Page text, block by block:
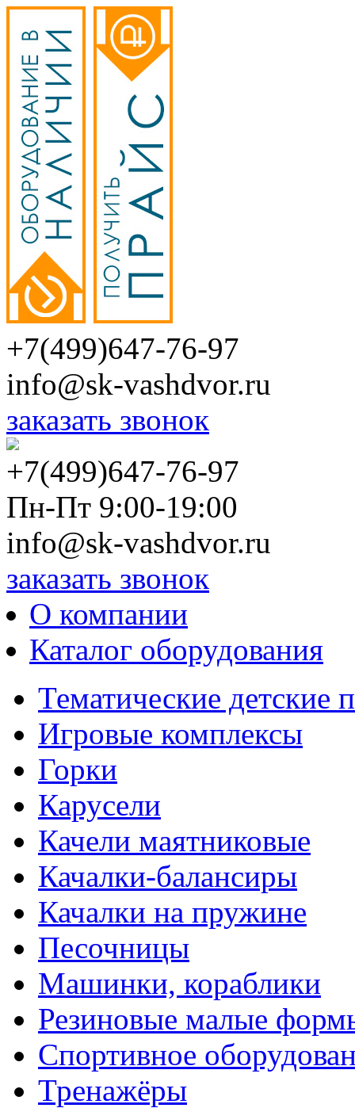
+7(499)647-76-97
info@sk-vashdvor.ru
заказать звонок
+7(499)647-76-97
Пн-Пт 9:00-19:00
info@sk-vashdvor.ru
заказать звонок
О компании
Каталог оборудования
Тематические детские
Игровые комплексы
Горки
Карусели
Качели маятниковые
Качалки-балансиры
Качалки на пружине
Песочницы
Машинки, кораблики
Резиновые малые
Спортивное
Тренажёры